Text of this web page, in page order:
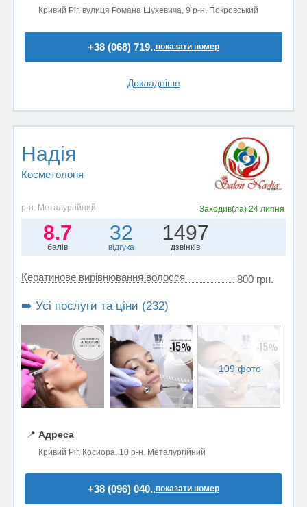
Кривий Ріг, вулиця Романа Шухевича, 9 р-н. Покровський
+38 (068) 719..показати номер
Докладніше
Надія
Косметологія
р-н. Металургійний Заходив(ла) 24 липня
8.7
балів
32
відгука
1497
дзвінків
Кератинове вирівнювання волосся 800 грн.
➡️ Усі послуги та ціни (232)
109 фото
📍 Адреса
Кривий Ріг, Косиора, 10 р-н. Металургійний
+38 (096) 040..показати номер